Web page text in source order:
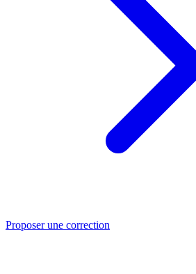
Proposer une correction